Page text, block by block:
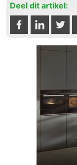
Deel dit artikel: